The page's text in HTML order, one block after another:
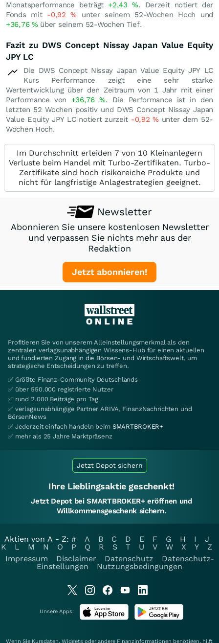
Monatsperformance beträgt +2,43 %. Derzeit notiert der
Fonds mit -0,92% unter seinem 52-Wochen Hoch und
+36,76 %über seinem 52-Wochen Tief.
Fazit zu DWS Concept Nissay Japan Value Equity
JPY LC
Die DWS Concept Nissay Japan Value Equity JPY LC
Kurs Performance zeigt eine sehr starke
Wertentwicklung über den Zeitraum von 1 Jahr mit einer
Performance von +36,76%. Die Performance ist in den
letzten 52 Wochen positiv und DWS Concept Nissay Japan
Value Equity JPY LC notiert zurzeit -0,92%unter dem 52-
Wochen Hoch.
Im Durchschnitt erleiden 7 von 10 Kleinanlegern
Verluste beim Handel mit Turbo-Zertifikaten. Turbo-
Zertifikate sind hoch risikoreiche Produkte und
nicht für langfristige Anlagestrategien geeignet.
Newsletter
Abonnieren Sie unsere kostenlosen Newsletter
und verpassen Sie nichts mehr aus der
Redaktion
Jetzt abonnieren!
Profitieren Sie von unserem Alleinstellungsmerkmal als den
zentralen verlagsunabhängigen Wissens-Hub für einen aktuellen
und fundierten Zugang in die Börsen- und Wirtschaftswelt, um
strategische Entscheidungen zu treffen.
✅ Größte Finanz-Community Deutschlands
✅ über 550.000 registrierte Nutzer
✅ rund 2.000 Beiträge pro Tag
✅ verlagsunabhängige Partner ARIVA, FinanzNachrichten und
BörsenNews
✅ Jederzeit einfach handeln beim SMARTBROKER+
✅ mehr als 25 Jahre Marktpräsenz
Jetzt Depot sichern
Ihre Lieblingsaktie geschenkt!
Jetzt Depot bei SMARTBROKER+ eröffnen und
Willkommensgeschenk sichern.
Aktien von A - Z: # A B C D E F G H I
J
K
L M N O P Q R S T U V W X Y
Z
Impressum
Disclaimer Datenschutz
Datenschutz-
Einstellungen
Nutzungsbedingungen
Unsere Apps:
Wenn Sie Kursdaten, Widgets oder andere Finanzinformationen benötigen, hilft